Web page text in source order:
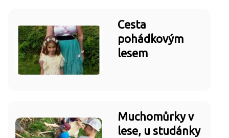
Cesta
pohádkovým
lesem
Muchomůrky v
lese, u studánky